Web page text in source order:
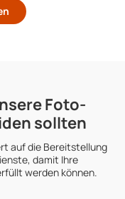
Foto-
sollten
auf die Bereitstellung
damit Ihre
werden können.